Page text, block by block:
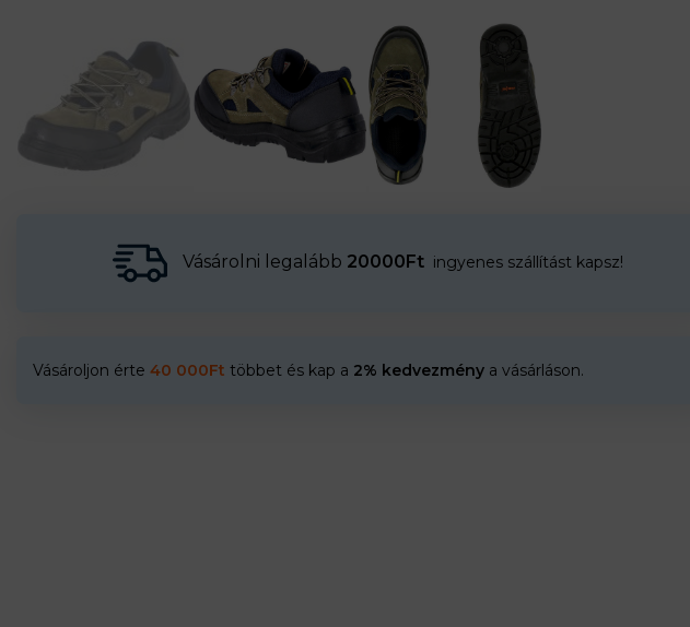
Vásárolni legalább 20000Ft ingyenes szállítást kapsz!
Vásároljon érte 40 000Ft többet és kap a 2% kedvezmény a vásárláson.